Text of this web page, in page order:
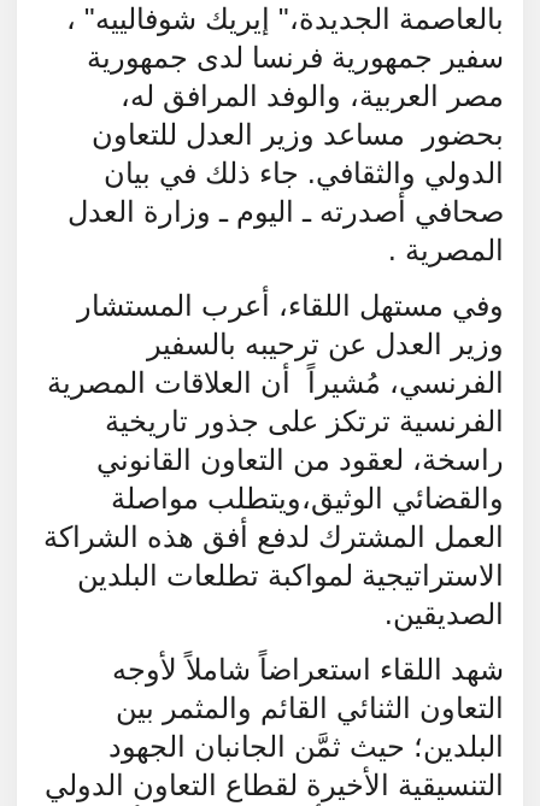
بالعاصمة الجديدة،" إيريك شوفالييه" ،
سفير جمهورية فرنسا لدى جمهورية
مصر العربية، والوفد المرافق له،
بحضور
مساعد وزير العدل للتعاون
الدولي والثقافي. جاء ذلك في بيان
صحافي أصدرته ـ اليوم ـ وزارة العدل
المصرية .
وفي مستهل اللقاء، أعرب المستشار
وزير العدل عن ترحيبه بالسفير
الفرنسي، مُشيراً أن العلاقات المصرية
الفرنسية ترتكز على جذور تاريخية
راسخة، لعقود من التعاون القانوني
والقضائي الوثيق،ويتطلب مواصلة
العمل المشترك لدفع أفق هذه الشراكة
الاستراتيجية لمواكبة تطلعات البلدين
الصديقين.
شهد اللقاء استعراضاً شاملاً لأوجه
التعاون الثنائي القائم والمثمر بين
البلدين؛ حيث ثمَّن الجانبان الجهود
التنسيقية الأخيرة لقطاع التعاون الدولي